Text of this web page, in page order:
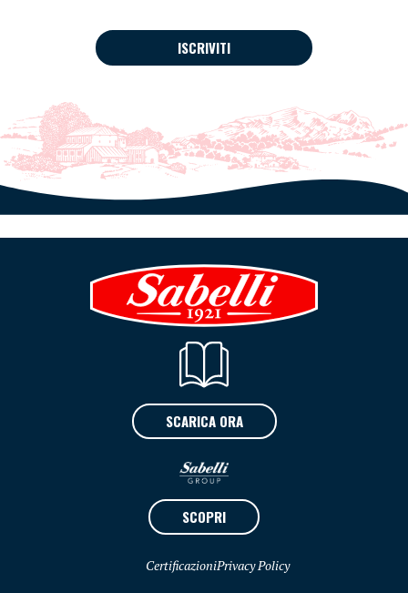
ISCRIVITI
SCARICA ORA
SCOPRI
CertificazioniPrivacy Policy